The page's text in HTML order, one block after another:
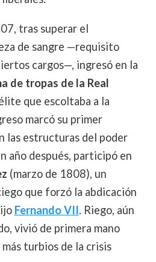
tras superar el
de sangre —requisito
cargos—, ingresó en la
de tropas de la Real
que escoltaba a la
marcó su primer
las estructuras del poder
año después, participó en
(marzo de 1808), un
que forzó la abdicación
Fernando VII. Riego, aún
vivió de primera mano
turbios de la crisis